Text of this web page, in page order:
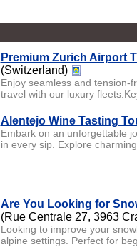
Premium Zurich Airport
(Switzerland)
Enjoy seamless and tension-
travel with our luxury
Alentejo Wine Tasting
Embark on an unforgettable
in every sip. Explore
Are You Looking for
(Rue Centrale 27, 3963
Looking to improve your
alpine settings. Perfect for